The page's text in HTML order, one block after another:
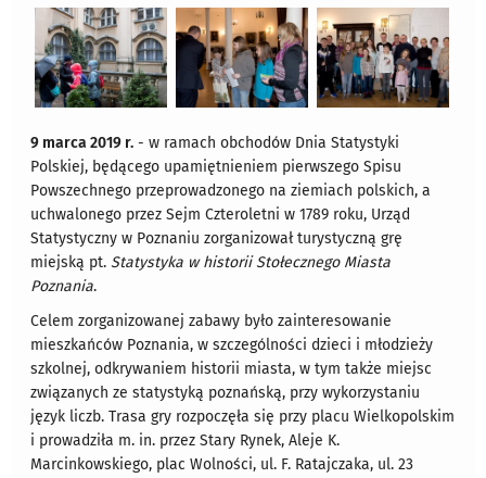
9 marca 2019 r. - w ramach obchodów Dnia Statystyki
Polskiej, będącego upamiętnieniem pierwszego Spisu
Powszechnego przeprowadzonego na ziemiach polskich, a
uchwalonego przez Sejm Czteroletni w 1789 roku, Urząd
Statystyczny w Poznaniu zorganizował turystyczną grę
miejską pt. Statystyka w historii Stołecznego Miasta
Poznania.
Celem zorganizowanej zabawy było zainteresowanie
mieszkańców Poznania, w szczególności dzieci i młodzieży
szkolnej, odkrywaniem historii miasta, w tym także miejsc
związanych ze statystyką poznańską, przy wykorzystaniu
język liczb. Trasa gry rozpoczęła się przy placu Wielkopolskim
i prowadziła m. in. przez Stary Rynek, Aleje K.
Marcinkowskiego, plac Wolności, ul. F. Ratajczaka, ul. 23